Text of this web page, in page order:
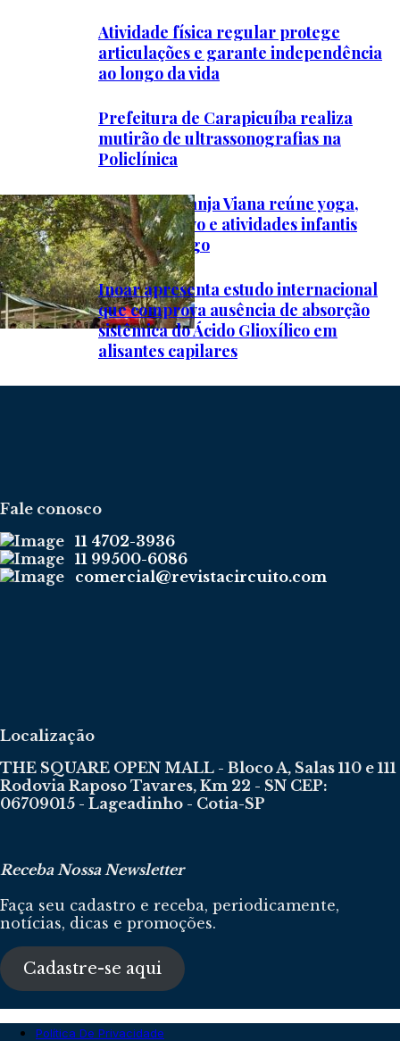
Atividade física regular protege
articulações e garante independência
ao longo da vida
Prefeitura de Carapicuíba realiza
mutirão de ultrassonografias na
Policlínica
EcoFeira Granja Viana reúne yoga,
música ao vivo e atividades infantis
neste domingo
Inoar apresenta estudo internacional
que comprova ausência de absorção
sistêmica do Ácido Glioxílico em
alisantes capilares
Fale conosco
11 4702-3936
11 99500-6086
comercial@revistacircuito.com
Localização
THE SQUARE OPEN MALL - Bloco A, Salas 110 e 111
Rodovia Raposo Tavares, Km 22 - SN CEP:
06709015 - Lageadinho - Cotia-SP
Receba Nossa Newsletter
Faça seu cadastro e receba, periodicamente,
notícias, dicas e promoções.
Cadastre-se aqui
Política De Privacidade